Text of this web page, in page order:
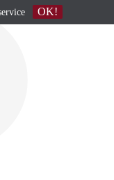
OK!